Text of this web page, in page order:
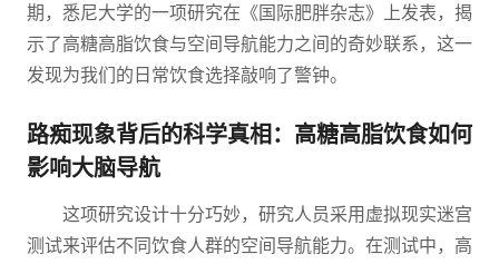
期，悉尼大学的一项研究在《国际肥胖杂志》上发表，揭
示了高糖高脂饮食与空间导航能力之间的奇妙联系，这一
发现为我们的日常饮食选择敲响了警钟。
路痴现象背后的科学真相：高糖高脂饮食如何
影响大脑导航
这项研究设计十分巧妙，研究人员采用虚拟现实迷宫
测试来评估不同饮食人群的空间导航能力。在测试中，高